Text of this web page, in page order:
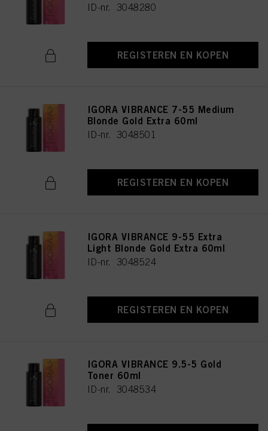
ID-nr. 3048280
REGISTEREN EN KOPEN
IGORA VIBRANCE 7-55 Medium
Blonde Gold Extra 60ml
ID-nr. 3048501
REGISTEREN EN KOPEN
IGORA VIBRANCE 9-55 Extra
Light Blonde Gold Extra 60ml
ID-nr. 3048524
REGISTEREN EN KOPEN
IGORA VIBRANCE 9.5-5 Gold
Toner 60ml
ID-nr. 3048534